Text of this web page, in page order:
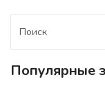
Популярные